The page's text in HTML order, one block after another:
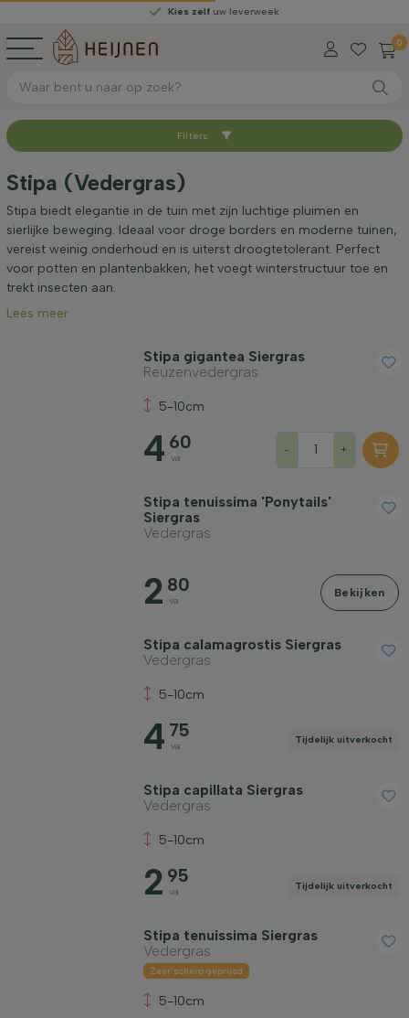
Kies zelfuw leverweek
0
Sorteer op
Beschikbaar
Hoogte bij levering (cm)
Volwassen hoogte (cm)
Filters
Stipa (Vedergras)
Stipa biedt elegantie in de tuin met zijn luchtige pluimen en
sierlijke beweging. Ideaal voor droge borders en moderne tuinen,
vereist weinig onderhoud en is uiterst droogtetolerant. Perfect
voor potten en plantenbakken, het voegt winterstructuur toe en
trekt insecten aan.
Lees meer
Stipa gigantea Siergras
Reuzenvedergras
5-10cm
4 60
va
- +
Stipa tenuissima 'Ponytails'
Siergras
Vedergras
2 80
va
Bekijken
Stipa calamagrostis Siergras
Vedergras
5-10cm
4 75
va
Tijdelijk uitverkocht
Stipa capillata Siergras
Vedergras
5-10cm
2 95
va
Tijdelijk uitverkocht
Stipa tenuissima Siergras
Vedergras
Zeer scherp geprijsd
5-10cm